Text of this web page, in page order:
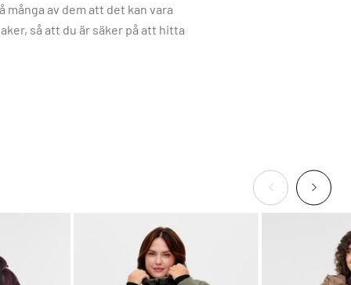
många av dem att det kan vara
så att du är säker på att hitta